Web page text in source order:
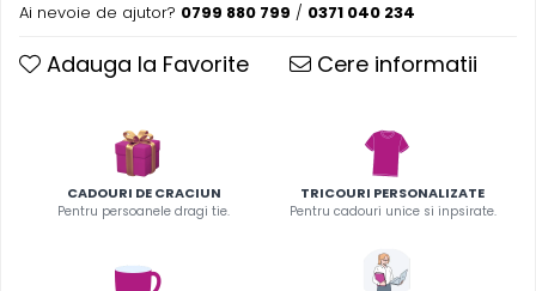
Ai nevoie de ajutor? 0799 880 799 / 0371 040 234
Adauga la Favorite Cere informatii
CADOURI DE CRACIUN
Pentru persoanele dragi tie.
TRICOURI PERSONALIZATE
Pentru cadouri unice si inpsirate.